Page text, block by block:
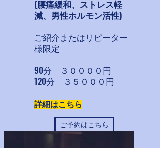
(腰痛緩和、ストレス軽
減、男性ホルモン活性)
ご紹介またはリピーター
様限定
90分 ３００００円
​120分 ３５０００円
詳細はこちら
ご予約はこちら